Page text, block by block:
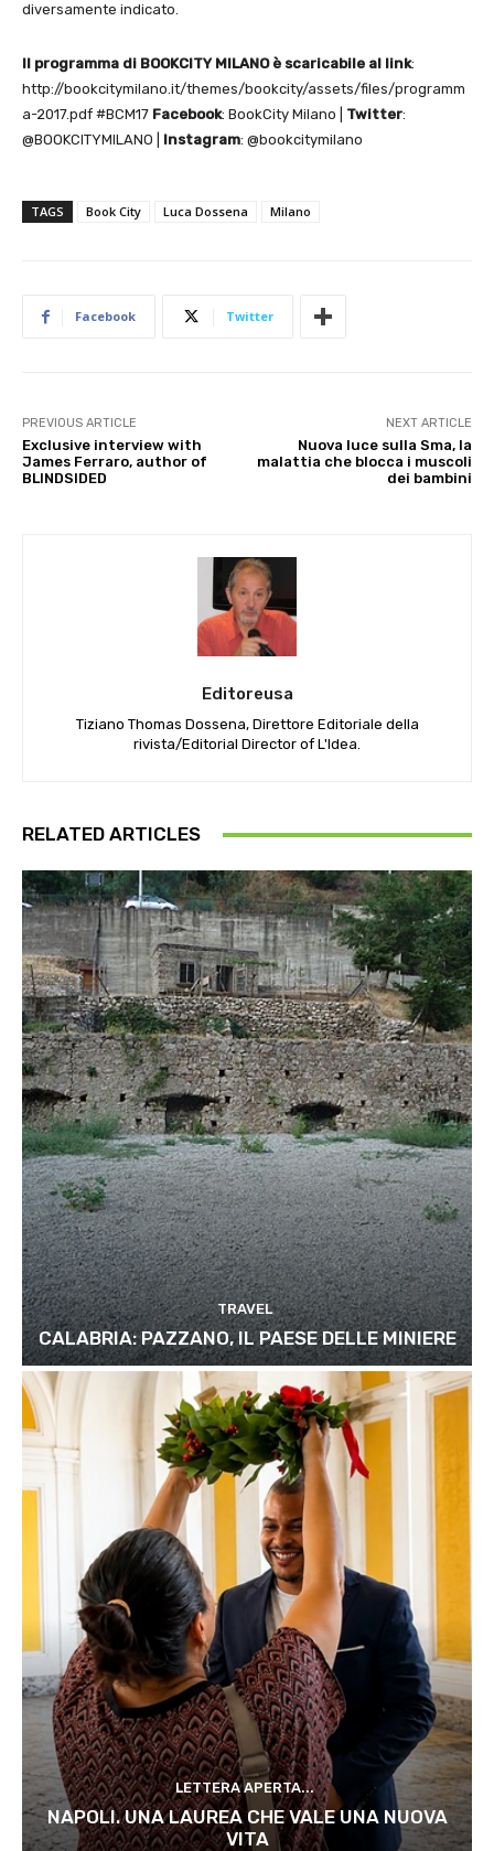
diversamente indicato.
Il programma di BOOKCITY MILANO è scaricabile al link:
http://bookcitymilano.it/themes/bookcity/assets/files/programm
a-2017.pdf #BCM17 Facebook: BookCity Milano | Twitter:
@BOOKCITYMILANO | Instagram: @bookcitymilano
TAGS Book City Luca Dossena Milano
Facebook Twitter
PREVIOUS ARTICLE
Exclusive interview with
James Ferraro, author of
BLINDSIDED
NEXT ARTICLE
Nuova luce sulla Sma, la
malattia che blocca i muscoli
dei bambini
Editoreusa
Tiziano Thomas Dossena, Direttore Editoriale della
rivista/Editorial Director of L'Idea.
RELATED ARTICLES
TRAVEL
CALABRIA: PAZZANO, IL PAESE DELLE MINIERE
LETTERA APERTA...
NAPOLI. UNA LAUREA CHE VALE UNA NUOVA
VITA